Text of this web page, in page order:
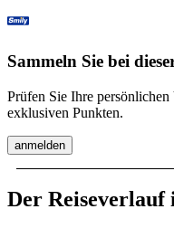
Sammeln Sie bei
Prüfen Sie Ihre
exklusiven Punkten.
anmelden
Der